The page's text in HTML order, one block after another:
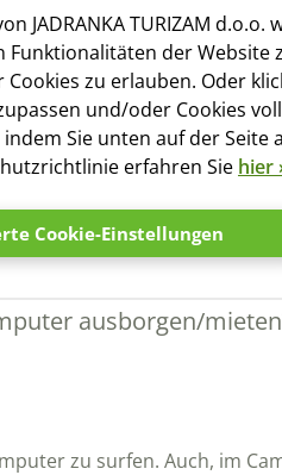
neben Restaurant
ausborgen/
zu surfen. Auch, im
JADRANKA TURIZAM
Funktionalitäten der Website
zu erlauben. Oder
und/oder Cookies
Sie unten auf der Seite
erfahren Sie hier
Cookie-Einstellungen